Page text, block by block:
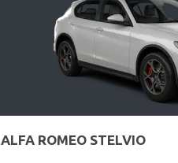
ALFA ROMEO STELVIO